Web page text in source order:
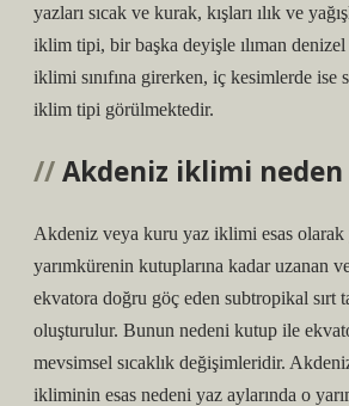
yazları sıcak ve kurak, kışları ılık ve
iklim tipi, bir başka deyişle ılıman denizel
iklimi sınıfına girerken, iç kesimlerde ise
iklim tipi görülmektedir.
Akdeniz iklimi neden
Akdeniz veya kuru yaz iklimi esas olarak
yarımkürenin kutuplarına kadar uzanan
ekvatora doğru göç eden subtropikal sırt
oluşturulur. Bunun nedeni kutup ile
mevsimsel sıcaklık değişimleridir.
ikliminin esas nedeni yaz aylarında o